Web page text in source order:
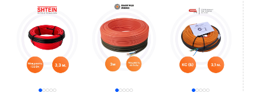
Секции BET
Секции Rexant
Секции SHTEIN BETON LIGHT(6)
Секции КДБС
Бренд
BET(6)